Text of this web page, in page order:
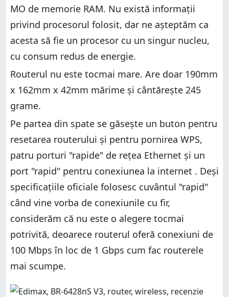
MO de memorie RAM. Nu există informații
privind procesorul folosit, dar ne așteptăm ca
acesta să fie un procesor cu un singur nucleu,
cu consum redus de energie.
Routerul nu este tocmai mare. Are doar 190mm
x 162mm x 42mm mărime și cântărește 245
grame.
Pe partea din spate se găsește un buton pentru
resetarea routerului și pentru pornirea WPS,
patru porturi "rapide" de rețea Ethernet și un
port "rapid" pentru conexiunea la internet . Deși
specificațiile oficiale folosesc cuvântul "rapid"
când vine vorba de conexiunile cu fir,
considerăm că nu este o alegere tocmai
potrivită, deoarece routerul oferă conexiuni de
100 Mbps în loc de 1 Gbps cum fac routerele
mai scumpe.